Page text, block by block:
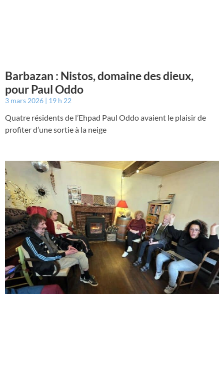
Barbazan : Nistos, domaine des dieux,
pour Paul Oddo
3 mars 2026 19 h 22
Quatre résidents de l’Ehpad Paul Oddo avaient le plaisir de
profiter d’une sortie à la neige